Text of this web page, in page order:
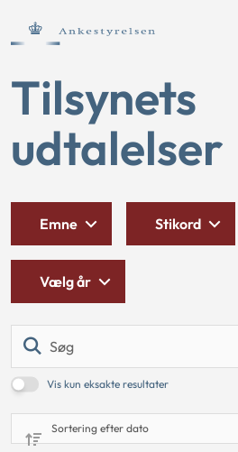
Tilsynets
udtalelser
Vis kun eksakte resultater
Emne Stikord
Vælg år